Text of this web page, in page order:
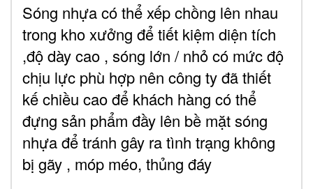
Sóng nhựa có thể xếp chồng lên nhau
trong kho xưởng để tiết kiệm diện tích
,độ dày cao , sóng lớn / nhỏ có mức độ
chịu lực phù hợp nên công ty đã thiết
kế chiều cao để khách hàng có thể
đựng sản phẩm đầy lên bề mặt sóng
nhựa để tránh gây ra tình trạng không
bị gãy , móp méo, thủng đáy